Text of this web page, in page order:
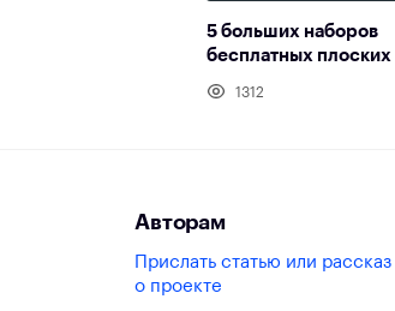
5 больших наборов
бесплатных плоских
1312
Авторам
Прислать статью или рассказ
о проекте